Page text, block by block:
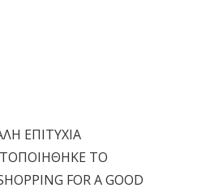
ΕΠΙΤΥΧΙΑ
ΤΟ
FOR A GOOD